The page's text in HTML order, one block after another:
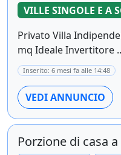
VILLE SINGOLE E A
Privato Villa
mq Ideale Invertitore
Inserito: 6 mesi fa alle 14:48
VEDI ANNUNCIO
Porzione di casa